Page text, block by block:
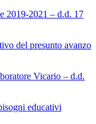
2019-2021 – d.d. 17
del presunto avanzo
Vicario – d.d.
educativi